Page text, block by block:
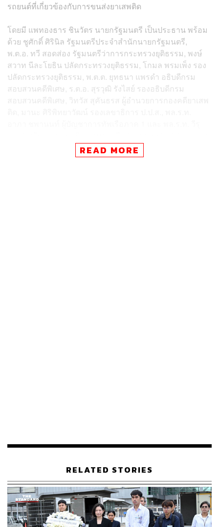
รถยนต์ที่เกี่ยวข้องกับการขนส่งยาเสพติด
โดยมี แพทองธาร ชินวัตร นายกรัฐมนตรี เป็นประธาน พร้อม
ด้วย ชูศักดิ์ ศิรินิล รัฐมนตรีประจำสำนักนายกรัฐมนตรี,
พ.ต.อ. ทวี สอดส่อง รัฐมนตรีว่าการกระทรวงยุติธรรม, พงษ์
สวาท นีละโยธิน ปลัดกระทรวงยุติธรรม, โกมล พรมเพ็ง รอง
ปลัดกระทรวงยุติธรรม, พ.ต.ต. ยุทธนา แพรดำ อธิบดีกรม
สอบสวนคดีพิเศษ, ร.ต.อ. สุรวุฒิ รังไสย์ รองอธิบดีกรม
สอบสวนคดีพิเศษ, วิทวัส สุคันธรส ผู้อำนวยการกองคดียาเสพ
ปฏิบัติการครั้งนี้เป็นไปตามนโยบายของรัฐบาลในการปราบ
ผู้ควบคุมเรือและลูกเรือรวม 8 คน และพบวัตถุเกล็ดสีขาว
คล้ายยาไอซ์จำนวนมากอยู่ในกระสอบ เจ้าหน้าที่จึงควบคุม
ตัวและยึดของกลางมาตรวจสอบ จากการยืนยันพบว่าเป็นยา
ไอซ์จริง น้ำหนักรวม 2,399 กิโลกรัม
READ MORE
RELATED STORIES